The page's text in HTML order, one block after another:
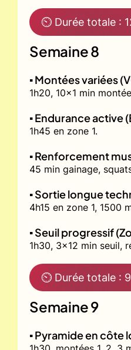
⏲ Durée totale :
Semaine 8
▪️ Montées variées
1h20, 10x1 min
▪️ Endurance active
1h45 en zone 1.
▪️ Renforcement
45 min gainage,
▪️ Sortie longue
4h15 en zone 1, 1500
▪️ Seuil progressif
1h30, 3x12 min seuil,
⏲ Durée totale :
Semaine 9
▪️ Pyramide en côte